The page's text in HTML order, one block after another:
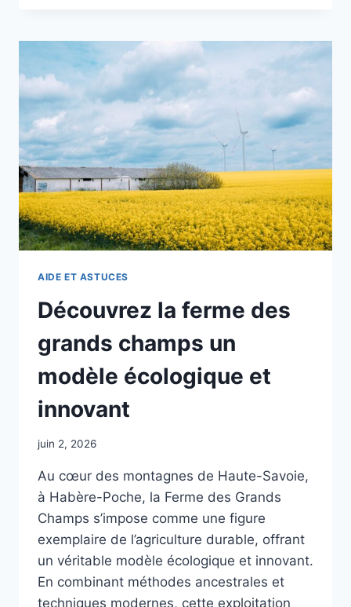
AIDE ET ASTUCES
Découvrez la ferme des
grands champs un
modèle écologique et
innovant
juin 2, 2026
Au cœur des montagnes de Haute-Savoie,
à Habère-Poche, la Ferme des Grands
Champs s’impose comme une figure
exemplaire de l’agriculture durable, offrant
un véritable modèle écologique et innovant.
En combinant méthodes ancestrales et
techniques modernes, cette exploitation